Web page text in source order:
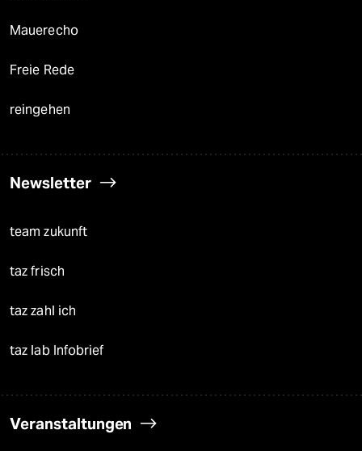
Mauerecho
Freie Rede
reingehen
Newsletter
team zukunft
taz frisch
taz zahl ich
taz lab Infobrief
Veranstaltungen